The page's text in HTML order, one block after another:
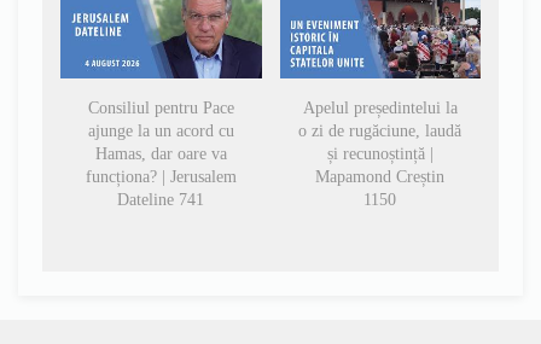
Consiliul pentru Pace
ajunge la un acord cu
Hamas, dar oare va
funcționa? | Jerusalem
Dateline 741
Apelul președintelui la
o zi de rugăciune, laudă
și recunoștință |
Mapamond Creștin
1150